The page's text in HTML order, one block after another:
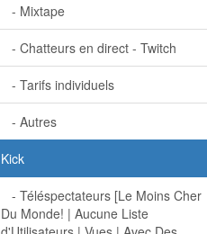
- Mixtape
- Chatteurs en direct - Twitch
- Tarifs individuels
- Autres
Kick
- Téléspectateurs [Le Moins Cher
Du Monde! | Aucune Liste